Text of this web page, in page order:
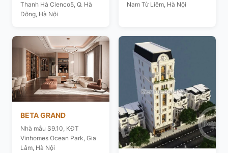
Thanh Hà Cienco5, Q. Hà
Đông, Hà Nội
Nam Từ Liêm, Hà Nội
BETA GRAND
Nhà mẫu S9.10, KĐT
Vinhomes Ocean Park, Gia
Lâm, Hà Nội